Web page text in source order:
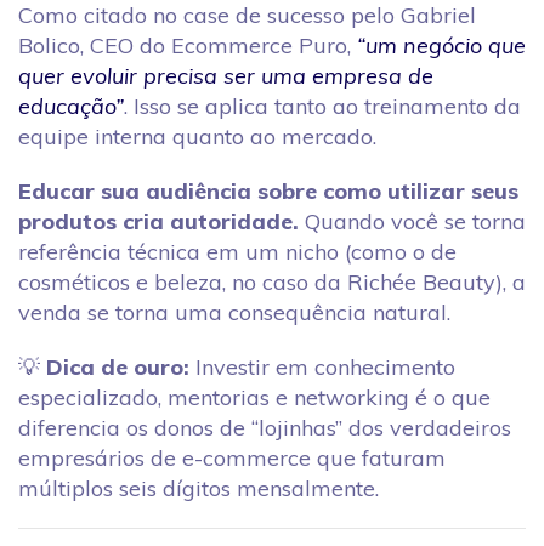
Como citado no case de sucesso pelo Gabriel
Bolico, CEO do Ecommerce Puro, “um negócio que
quer evoluir precisa ser uma empresa de
educação”. Isso se aplica tanto ao treinamento da
equipe interna quanto ao mercado.
Educar sua audiência sobre como utilizar seus
produtos cria autoridade. Quando você se torna
referência técnica em um nicho (como o de
cosméticos e beleza, no caso da Richée Beauty), a
venda se torna uma consequência natural.
💡 Dica de ouro: Investir em conhecimento
especializado, mentorias e networking é o que
diferencia os donos de “lojinhas” dos verdadeiros
empresários de e-commerce que faturam
múltiplos seis dígitos mensalmente.